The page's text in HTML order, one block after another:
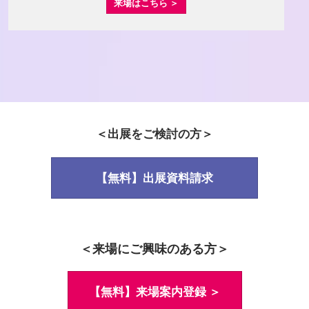
来場はこちら ＞
＜出展をご検討の方＞
【無料】出展資料請求
＜来場にご興味のある方＞
【無料】来場案内登録 ＞